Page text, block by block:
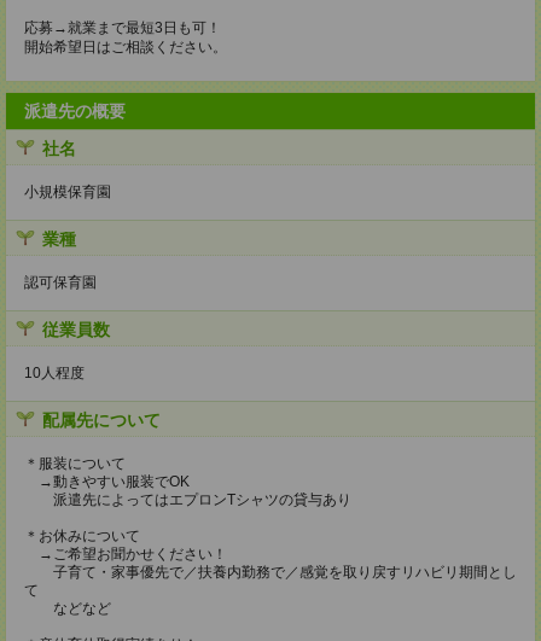
応募→就業まで最短3日も可！
開始希望日はご相談ください。
派遣先の概要
社名
小規模保育園
業種
認可保育園
従業員数
10人程度
配属先について
＊服装について
→動きやすい服装でOK
派遣先によってはエプロンTシャツの貸与あり
＊お休みについて
→ご希望お聞かせください！
子育て・家事優先で／扶養内勤務で／感覚を取り戻すリハビリ期間とし
て
などなど